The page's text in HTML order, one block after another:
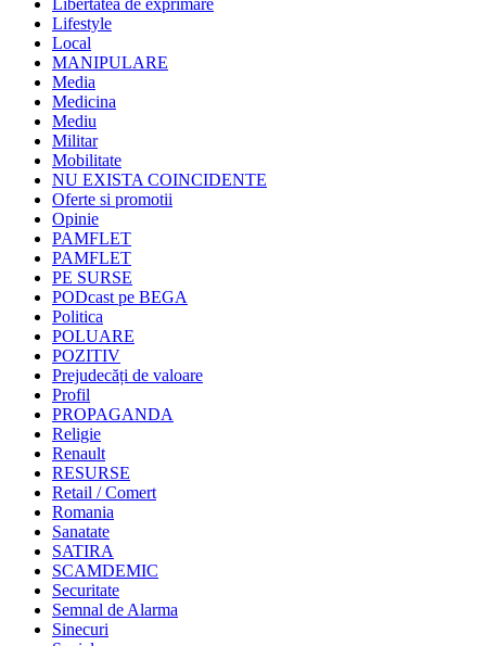
Lifestyle
Local
MANIPULARE
Media
Medicina
Mediu
Militar
Mobilitate
NU EXISTA COINCIDENTE
Oferte si promotii
Opinie
PAMFLET
PAMFLET
PE SURSE
PODcast pe BEGA
Politica
POLUARE
POZITIV
Prejudecăți de valoare
Profil
PROPAGANDA
Religie
Renault
RESURSE
Retail / Comert
Romania
Sanatate
SATIRA
SCAMDEMIC
Securitate
Semnal de Alarma
Sinecuri